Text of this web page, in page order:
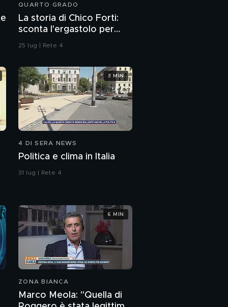
Tim Battiti live torna
QUARTO GRADO
La storia di Chico Forti:
sconta l'ergastolo per
omicidio
25 lug | Rete 4
4 DI SERA NEWS
Politica e clima in Italia
31 lug | Rete 4
3 MIN
ZONA BIANCA
Marco Meola: "Quella di
6 MIN